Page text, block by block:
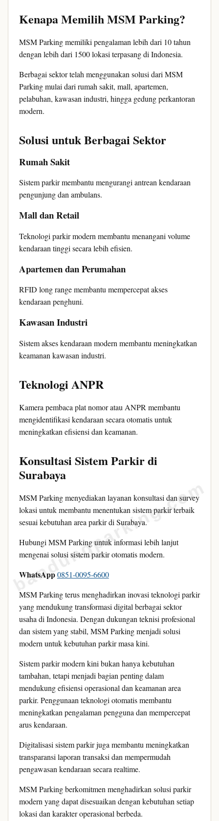
Kenapa Memilih MSM Parking?
MSM Parking memiliki pengalaman lebih dari 10 tahun
dengan lebih dari 1500 lokasi terpasang di Indonesia.
Berbagai sektor telah menggunakan solusi dari MSM
Parking mulai dari rumah sakit, mall, apartemen,
pelabuhan, kawasan industri, hingga gedung perkantoran
modern.
Solusi untuk Berbagai Sektor
Rumah Sakit
Sistem parkir membantu mengurangi antrean kendaraan
pengunjung dan ambulans.
Mall dan Retail
Teknologi parkir modern membantu menangani volume
kendaraan tinggi secara lebih efisien.
Apartemen dan Perumahan
RFID long range membantu mempercepat akses
kendaraan penghuni.
Kawasan Industri
Sistem akses kendaraan modern membantu meningkatkan
keamanan kawasan industri.
Teknologi ANPR
Kamera pembaca plat nomor atau ANPR membantu
mengidentifikasi kendaraan secara otomatis untuk
meningkatkan efisiensi dan keamanan.
Konsultasi Sistem Parkir di
Surabaya
MSM Parking menyediakan layanan konsultasi dan survey
lokasi untuk membantu menentukan sistem parkir terbaik
sesuai kebutuhan area parkir di Surabaya.
Hubungi MSM Parking untuk informasi lebih lanjut
mengenai solusi sistem parkir otomatis modern.
WhatsApp 0851-0095-6600
MSM Parking terus menghadirkan inovasi teknologi parkir
yang mendukung transformasi digital berbagai sektor
usaha di Indonesia. Dengan dukungan teknisi profesional
dan sistem yang stabil, MSM Parking menjadi solusi
modern untuk kebutuhan parkir masa kini.
Sistem parkir modern kini bukan hanya kebutuhan
tambahan, tetapi menjadi bagian penting dalam
mendukung efisiensi operasional dan keamanan area
parkir. Penggunaan teknologi otomatis membantu
meningkatkan pengalaman pengguna dan mempercepat
arus kendaraan.
Digitalisasi sistem parkir juga membantu meningkatkan
transparansi laporan transaksi dan mempermudah
pengawasan kendaraan secara realtime.
MSM Parking berkomitmen menghadirkan solusi parkir
modern yang dapat disesuaikan dengan kebutuhan setiap
lokasi dan karakter operasional berbeda.
bandungparking.com